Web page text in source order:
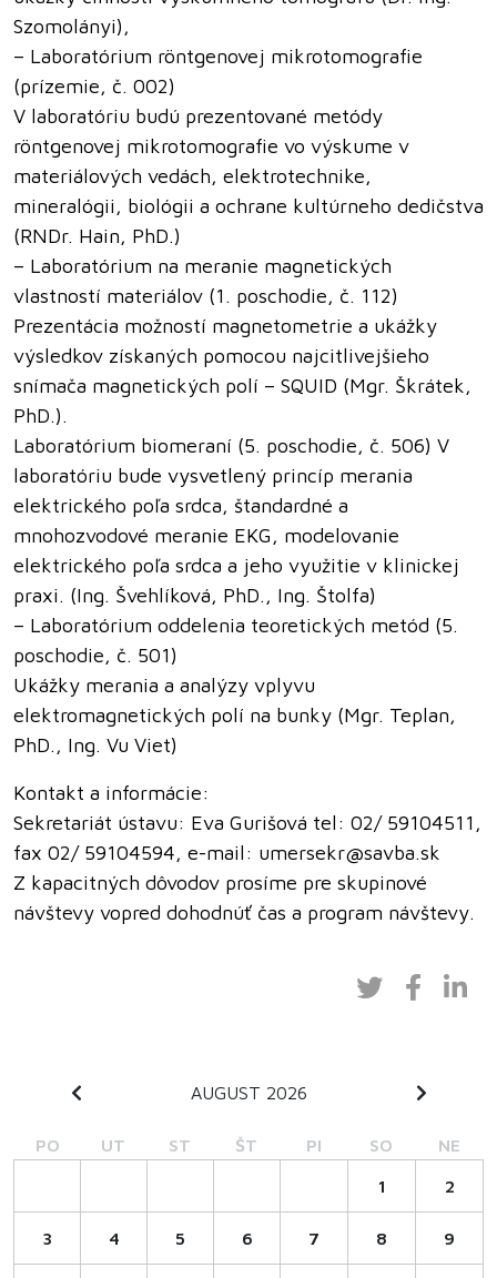
Szomolányi),
– Laboratórium röntgenovej mikrotomografie
(prízemie, č. 002)
V laboratóriu budú prezentované metódy
röntgenovej mikrotomografie vo výskume v
materiálových vedách, elektrotechnike,
mineralógii, biológii a ochrane kultúrneho dedičstva
(RNDr. Hain, PhD.)
– Laboratórium na meranie magnetických
vlastností materiálov (1. poschodie, č. 112)
Prezentácia možností magnetometrie a ukážky
výsledkov získaných pomocou najcitlivejšieho
snímača magnetických polí – SQUID (Mgr. Škrátek,
PhD.).
Laboratórium biomeraní (5. poschodie, č. 506) V
laboratóriu bude vysvetlený princíp merania
elektrického poľa srdca, štandardné a
mnohozvodové meranie EKG, modelovanie
elektrického poľa srdca a jeho využitie v klinickej
praxi. (Ing. Švehlíková, PhD., Ing. Štolfa)
– Laboratórium oddelenia teoretických metód (5.
poschodie, č. 501)
Ukážky merania a analýzy vplyvu
elektromagnetických polí na bunky (Mgr. Teplan,
PhD., Ing. Vu Viet)
Kontakt a informácie:
Sekretariát ústavu: Eva Gurišová tel: 02/ 59104511,
fax 02/ 59104594, e-mail: umersekr@savba.sk
Z kapacitných dôvodov prosíme pre skupinové
návštevy vopred dohodnúť čas a program návštevy.
AUGUST 2026
PO UT ST ŠT PI SO NE
1 2
3 4 5 6 7 8 9